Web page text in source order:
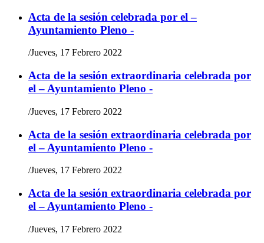
Acta de la sesión celebrada por el –
Ayuntamiento Pleno -
/Jueves, 17 Febrero 2022
Acta de la sesión extraordinaria celebrada por
el – Ayuntamiento Pleno -
/Jueves, 17 Febrero 2022
Acta de la sesión extraordinaria celebrada por
el – Ayuntamiento Pleno -
/Jueves, 17 Febrero 2022
Acta de la sesión extraordinaria celebrada por
el – Ayuntamiento Pleno -
/Jueves, 17 Febrero 2022